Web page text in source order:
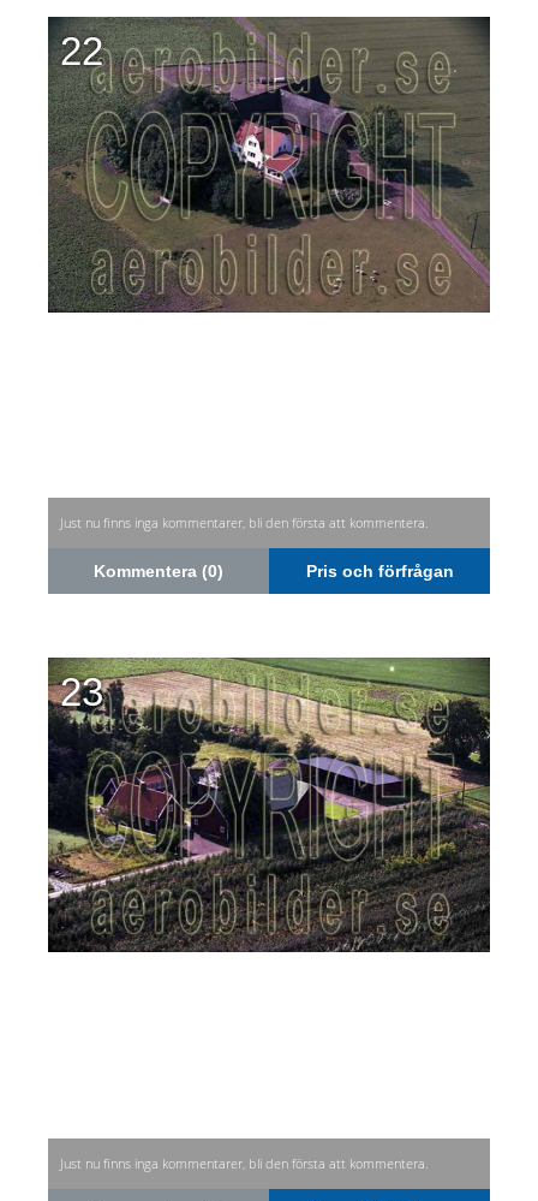
22
Just nu finns inga kommentarer, bli den första att kommentera.
Kommentera (0) Pris och förfrågan
23
Just nu finns inga kommentarer, bli den första att kommentera.